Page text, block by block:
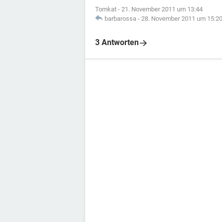
Tomkat - 21. November 2011 um 13:44
barbarossa - 28. November 2011 um 15:20
3 Antworten